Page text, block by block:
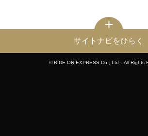
サイトナビをひらく
© RIDE ON EXPRESS Co., Ltd．All Rights